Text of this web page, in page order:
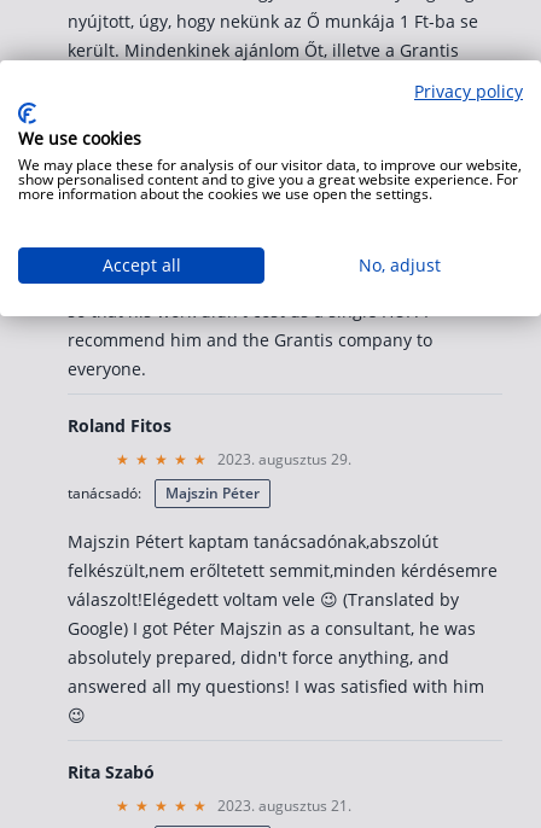
nyújtott, úgy, hogy nekünk az Ő munkája 1 Ft-ba se
került. Mindenkinek ajánlom Őt, illetve a Grantis
céget egyaránt. (Translated by Google) I found the
Grantis financial consulting company online when I
was taking out pension insurance. Péter Majszin
became our consultant, who has since freed us from
a lot of administrative burdens. When it came to
loans and the CSOK, and he also provided quick and
efficient assistance with life and accident insurance,
so that his work didn't cost us a single HUF. I
recommend him and the Grantis company to
everyone.
Roland Fitos
2023. augusztus 29.
tanácsadó:
Majszin Péter
Majszin Pétert kaptam tanácsadónak,abszolút
felkészült,nem erőltetett semmit,minden kérdésemre
válaszolt!Elégedett voltam vele 😉 (Translated by
Google) I got Péter Majszin as a consultant, he was
absolutely prepared, didn't force anything, and
answered all my questions! I was satisfied with him
😉
Rita Szabó
2023. augusztus 21.
Privacy policy
We use cookies
We may place these for analysis of our visitor data, to improve our website,
show personalised content and to give you a great website experience. For
more information about the cookies we use open the settings.
Accept all No, adjust